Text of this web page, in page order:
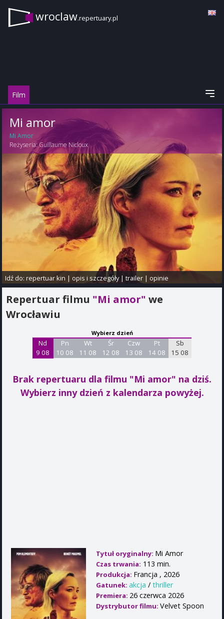
wroclaw.repertuary.pl
Film
Mi amor
Mi Amor
Reżyseria:Guillaume Nicloux
Idź do:repertuar kin |opis i szczegóły|trailer |opinie
Repertuar filmu "Mi amor" we
Wrocławiu
Wybierz dzień
Nd
9 08
Pn
10 08
Wt
11 08
Śr
12 08
Czw
13 08
Pt
14 08
Sb
15 08
Brak repertuaru dla filmu "Mi amor" na dziś.
Wybierz inny dzień z kalendarza powyżej.
Tytuł oryginalny: Mi Amor
Czas trwania: 113 min.
Produkcja: Francja , 2026
Gatunek: akcja / thriller
Premiera: 26 czerwca 2026
Dystrybutor filmu: Velvet Spoon